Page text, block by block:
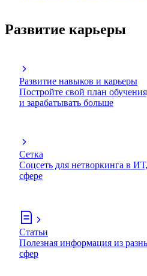
Развитие карьеры
Развитие навыков и карьеры
Постройте свой план
и зарабатывать больше
Сетка
Соцсеть для нетворкинга в
сфере
Статьи
Полезная информация из
сфер